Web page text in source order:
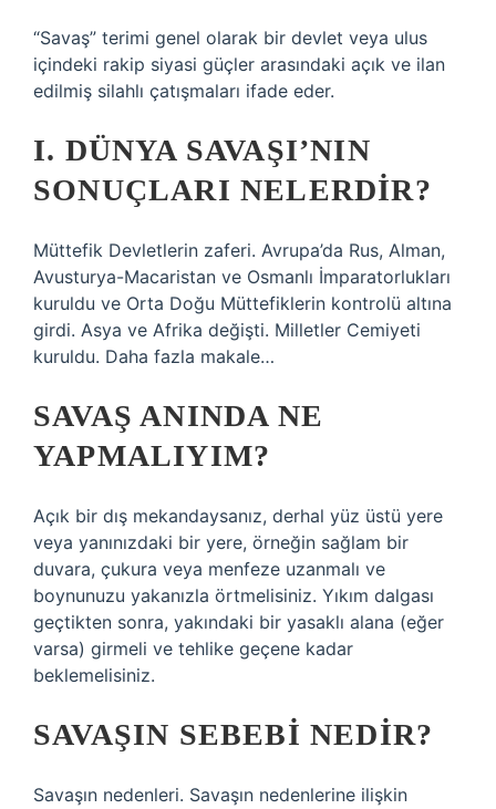
“Savaş” terimi genel olarak bir devlet veya ulus
içindeki rakip siyasi güçler arasındaki açık ve ilan
edilmiş silahlı çatışmaları ifade eder.
I. DÜNYA SAVAŞI’NIN
SONUÇLARI NELERDIR?
Müttefik Devletlerin zaferi. Avrupa’da Rus, Alman,
Avusturya-Macaristan ve Osmanlı İmparatorlukları
kuruldu ve Orta Doğu Müttefiklerin kontrolü altına
girdi. Asya ve Afrika değişti. Milletler Cemiyeti
kuruldu. Daha fazla makale…
SAVAŞ ANINDA NE
YAPMALIYIM?
Açık bir dış mekandaysanız, derhal yüz üstü yere
veya yanınızdaki bir yere, örneğin sağlam bir
duvara, çukura veya menfeze uzanmalı ve
boynunuzu yakanızla örtmelisiniz. Yıkım dalgası
geçtikten sonra, yakındaki bir yasaklı alana (eğer
varsa) girmeli ve tehlike geçene kadar
beklemelisiniz.
SAVAŞIN SEBEBI NEDIR?
Savaşın nedenleri. Savaşın nedenlerine ilişkin